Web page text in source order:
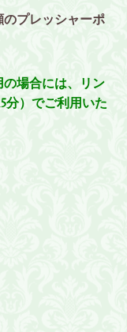
プレッシャーポ
場合には、リン
）でご利用いた